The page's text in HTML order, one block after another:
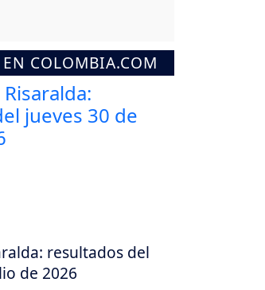
COLOMBIA.COM
resultados del
de 2026